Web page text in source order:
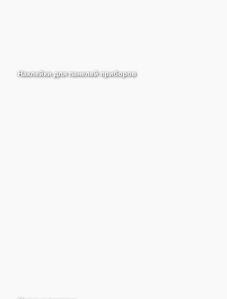
Наклейки для панелей приборов